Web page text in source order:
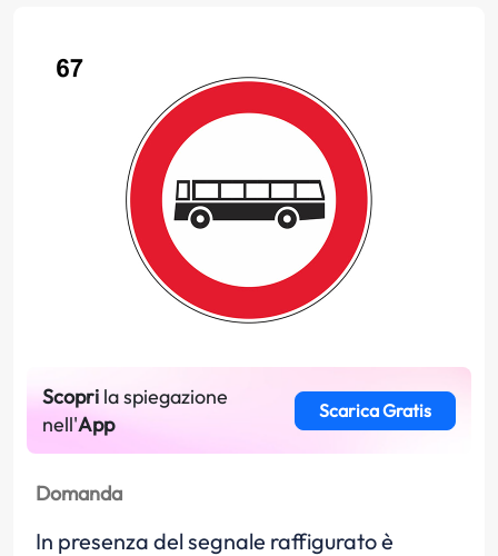
Scopri la spiegazione
nell'App
Scarica Gratis
Domanda
In presenza del segnale raffigurato è